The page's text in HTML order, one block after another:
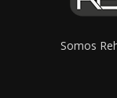
Somos